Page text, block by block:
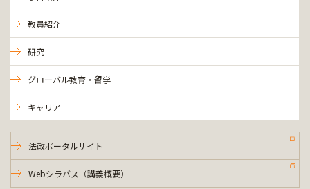
教員紹介
研究
グローバル教育・留学
キャリア
法政ポータルサイト
Webシラバス（講義概要）